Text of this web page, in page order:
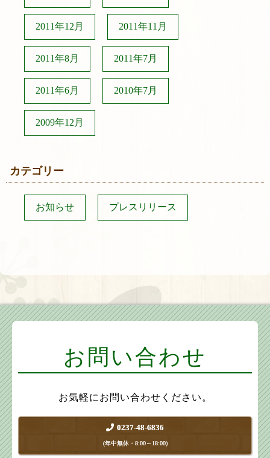
2011年12月 2011年11月
2011年8月 2011年7月
2011年6月 2010年7月
2009年12月
カテゴリー
お知らせ プレスリリース
お問い合わせ
お気軽にお問い合わせください。
0237-48-6836
(年中無休・8:00～18:00)